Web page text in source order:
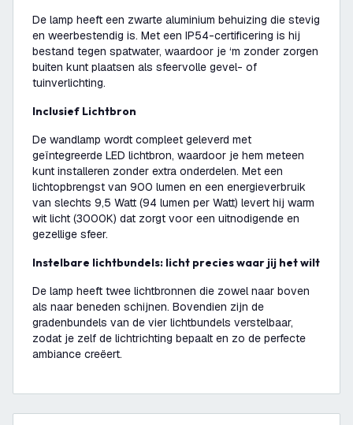
De lamp heeft een zwarte aluminium behuizing die stevig
en weerbestendig is. Met een IP54-certificering is hij
bestand tegen spatwater, waardoor je ‘m zonder zorgen
buiten kunt plaatsen als sfeervolle gevel- of
tuinverlichting.
Inclusief Lichtbron
De wandlamp wordt compleet geleverd met
geïntegreerde LED lichtbron, waardoor je hem meteen
kunt installeren zonder extra onderdelen. Met een
lichtopbrengst van 900 lumen en een energieverbruik
van slechts 9,5 Watt (94 lumen per Watt) levert hij warm
wit licht (3000K) dat zorgt voor een uitnodigende en
gezellige sfeer.
Instelbare lichtbundels: licht precies waar jij het wilt
De lamp heeft twee lichtbronnen die zowel naar boven
als naar beneden schijnen. Bovendien zijn de
gradenbundels van de vier lichtbundels verstelbaar,
zodat je zelf de lichtrichting bepaalt en zo de perfecte
ambiance creëert.